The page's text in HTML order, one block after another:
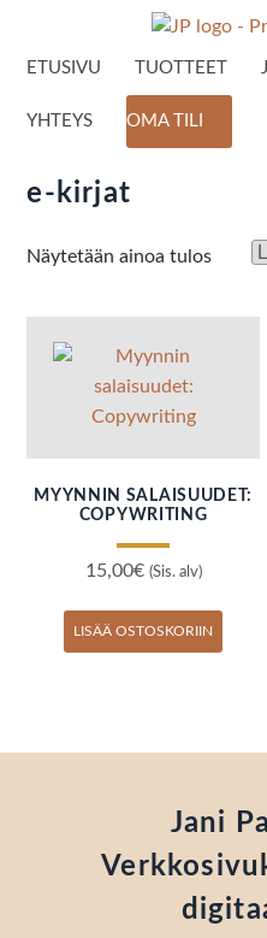
ETUSIVU TUOTTEET
YHTEYS OMA TILI
e-kirjat
Näytetään ainoa tulos
MYYNNIN SALAISUUDET:
COPYWRITING
15,00€ (Sis. alv)
LISÄÄ OSTOSKORIIN
Jani